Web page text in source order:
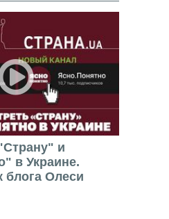
и
в Украине.
Олеси